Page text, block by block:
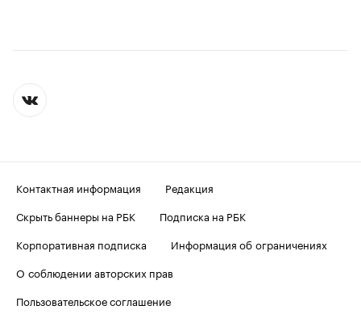
Контактная информация
Редакция
Скрыть баннеры на РБК
Подписка на РБК
Корпоративная подписка
Информация об ограничениях
О соблюдении авторских прав
Пользовательское соглашение